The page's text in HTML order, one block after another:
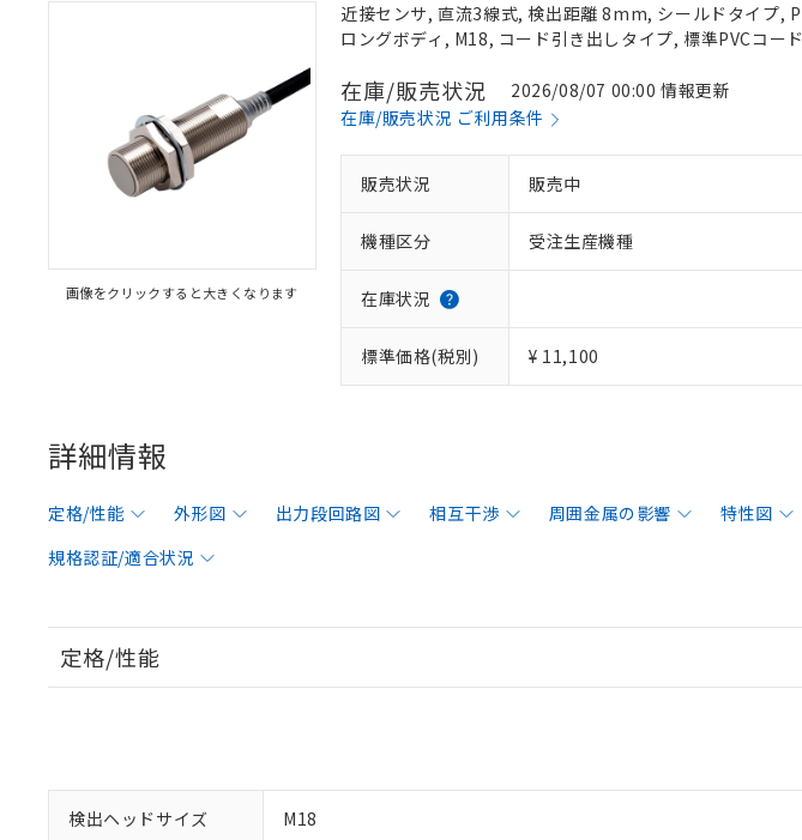
画像をクリックすると大きくなります
近接センサ, 直流3線式, 検出距離 8mm, シールドタイプ,
ロングボディ, M18, コード引き出しタイプ, 標準PVCコー
在庫/販売状況
2026/08/07 00:00 情報更新
在庫/販売状況 ご利用条件
販売状況 販売中
機種区分 受注生産機種
在庫状況
標準価格(税別) ¥ 11,100
詳細情報
定格/性能 外形図 出力段回路図 相互干渉 周囲金属の影響 特性図
規格認証/適合状況
定格/性能
検出ヘッドサイズ M18